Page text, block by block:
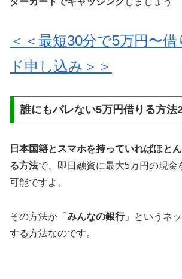
＜＜最短30分で5万円〜
ド申し込み＞＞
誰にもバレない5万円借りる方法
日本国籍とスマホを持っていればほと
る方法で、即日融資に最大5万円の現金
可能ですよ。
その方法が「 みんなの銀行」というネ
する方法なのです。